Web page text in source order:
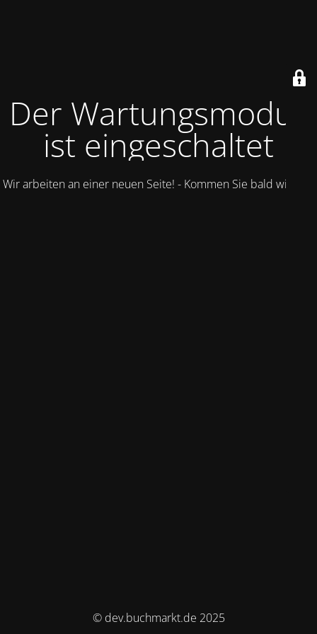
Der Wartungsmodus
ist eingeschaltet
Wir arbeiten an einer neuen Seite! - Kommen Sie bald wieder.
© dev.buchmarkt.de 2025